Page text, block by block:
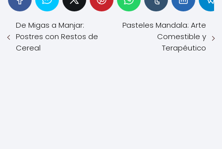
De Migas a Manjar:
Postres con Restos de
Cereal
Pasteles Mandala: Arte
Comestible y
Terapéutico